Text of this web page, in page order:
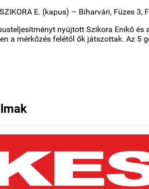
E. (kapus) – Biharvári, Füzes 3,
nyújtott Szikora Enikő
a mérkőzés felétől ők játszottak. Az 5